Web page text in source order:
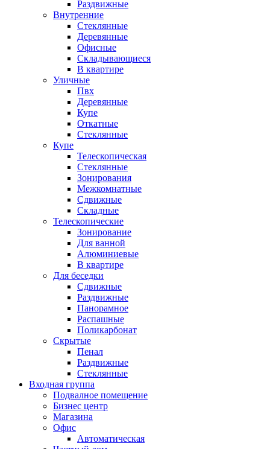
Раздвижные
Внутренние
Стеклянные
Деревянные
Офисные
Складывающиеся
В квартире
Уличные
Пвх
Деревянные
Купе
Откатные
Стеклянные
Купе
Телескопическая
Стеклянные
Зонирования
Межкомнатные
Сдвижные
Складные
Телескопические
Зонирование
Для ванной
Алюминиевые
В квартире
Для беседки
Сдвижные
Раздвижные
Панорамное
Распашные
Поликарбонат
Скрытые
Пенал
Раздвижные
Стеклянные
Входная группа
Подвалное помещение
Бизнес центр
Магазина
Офис
Автоматическая